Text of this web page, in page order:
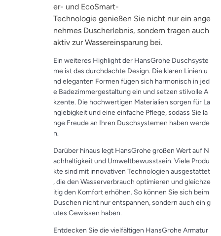
er- und EcoSmart-
Technologie genießen Sie nicht nur ein ange
nehmes Duscherlebnis, sondern tragen auch
aktiv zur Wassereinsparung bei.
Ein weiteres Highlight der HansGrohe Duschsyste
me ist das durchdachte Design. Die klaren Linien u
nd eleganten Formen fügen sich harmonisch in jed
e Badezimmergestaltung ein und setzen stilvolle A
kzente. Die hochwertigen Materialien sorgen für La
nglebigkeit und eine einfache Pflege, sodass Sie la
nge Freude an Ihren Duschsystemen haben werde
n.
Darüber hinaus legt HansGrohe großen Wert auf N
achhaltigkeit und Umweltbewusstsein. Viele Produ
kte sind mit innovativen Technologien ausgestattet
, die den Wasserverbrauch optimieren und gleichze
itig den Komfort erhöhen. So können Sie sich beim
Duschen nicht nur entspannen, sondern auch ein g
utes Gewissen haben.
Entdecken Sie die vielfältigen HansGrohe Armatur